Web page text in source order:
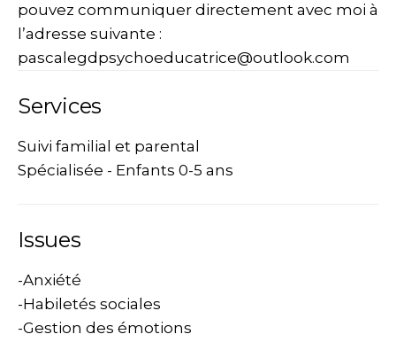
pouvez communiquer directement avec moi à
l’adresse suivante :
pascalegdpsychoeducatrice@outlook.com
Services
Suivi familial et parental
Spécialisée - Enfants 0-5 ans
Issues
-Anxiété
-Habiletés sociales
-Gestion des émotions